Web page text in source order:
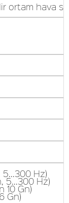
hava
5...300 Hz)
5...300 Hz)
10 Gn)
Gn)